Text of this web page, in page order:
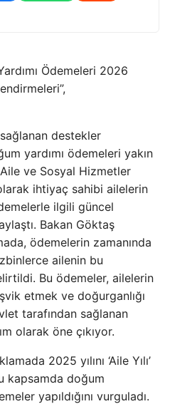
Ödemeleri 2026
destekler
yardımı ödemeleri yakın
ve Sosyal Hizmetler
ihtiyaç sahibi ailelerin
ilgili güncel
Bakan Göktaş
ödemelerin zamanında
ailenin bu
Bu ödemeler, ailelerin
etmek ve doğurganlığı
tarafından sağlanan
olarak öne çıkıyor.
2025 yılını ‘Aile Yılı’
kapsamda doğum
yapıldığını vurguladı.